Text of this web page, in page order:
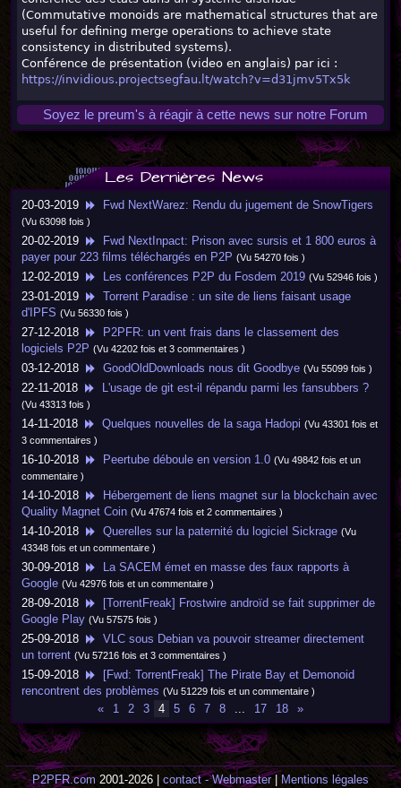
(Commutative monoids are mathematical structures that are
useful for defining merge operations to achieve state
consistency in distributed systems).
Conférence de présentation (video en anglais) par ici :
https://invidious.projectsegfau.lt/watch?v=d31jmv5Tx5k
Soyez le preum's à réagir à cette news sur notre Forum
Les Dernières News
20-03-2019 Fwd NextWarez: Rendu du jugement de SnowTigers
(Vu 63098 fois )
20-02-2019
Fwd NextInpact: Prison avec sursis et 1 800 euros à
payer pour 223 films téléchargés en P2P (Vu 54270 fois )
12-02-2019 Les conférences P2P du Fosdem 2019 (Vu 52946 fois )
23-01-2019
Torrent Paradise : un site de liens faisant usage
d'IPFS (Vu 56330 fois )
27-12-2018
P2PFR: un vent frais dans le classement des
logiciels P2P (Vu 42202 fois et 3 commentaires )
03-12-2018 GoodOldDownloads nous dit Goodbye (Vu 55099 fois )
22-11-2018 L'usage de git est-il répandu parmi les fansubbers ?
(Vu 43313 fois )
14-11-2018 Quelques nouvelles de la saga Hadopi (Vu 43301 fois et
3 commentaires )
16-10-2018 Peertube déboule en version 1.0 (Vu 49842 fois et un
commentaire )
14-10-2018
Hébergement de liens magnet sur la blockchain avec
Quality Magnet Coin (Vu 47674 fois et 2 commentaires )
14-10-2018 Querelles sur la paternité du logiciel Sickrage (Vu
43348 fois et un commentaire )
30-09-2018
La SACEM émet en masse des faux rapports à
Google (Vu 42976 fois et un commentaire )
28-09-2018
[TorrentFreak] Frostwire androïd se fait supprimer de
Google Play (Vu 57575 fois )
25-09-2018
VLC sous Debian va pouvoir streamer directement
un torrent (Vu 57216 fois et 3 commentaires )
15-09-2018
[Fwd: TorrentFreak] The Pirate Bay et Demonoid
rencontrent des problèmes (Vu 51229 fois et un commentaire )
« 1 2 3 4 5 6 7 8 ... 17 18 »
P2PFR.com 2001-2026 | contact - Webmaster|Mentions légales